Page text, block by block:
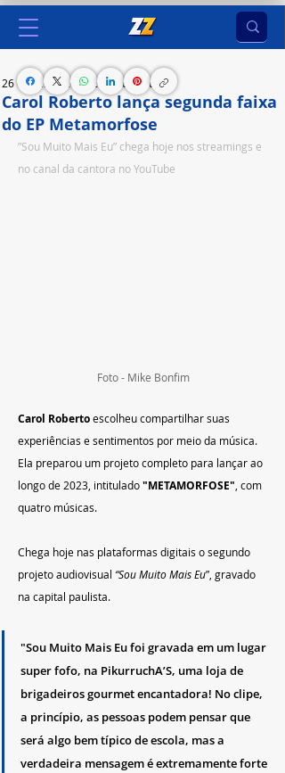
Carol Roberto lança segunda faixa
do EP Metamorfose
26 de jul. de 2023 2 min de leitura
”Sou Muito Mais Eu” chega hoje nos streamings e
no canal da cantora no YouTube
Foto - Mike Bonfim
Carol Roberto escolheu compartilhar suas
experiências e sentimentos por meio da música.
Ela preparou um projeto completo para lançar ao
longo de 2023, intitulado "METAMORFOSE" , com
quatro músicas.
Chega hoje nas plataformas digitais o segundo
projeto audiovisual “Sou Muito Mais Eu”, gravado
na capital paulista.
"Sou Muito Mais Eu foi gravada em um lugar
super fofo, na PikurruchA’S, uma loja de
brigadeiros gourmet encantadora! No clipe,
a princípio, as pessoas podem pensar que
será algo bem típico de escola, mas a
verdadeira mensagem é extremamente forte